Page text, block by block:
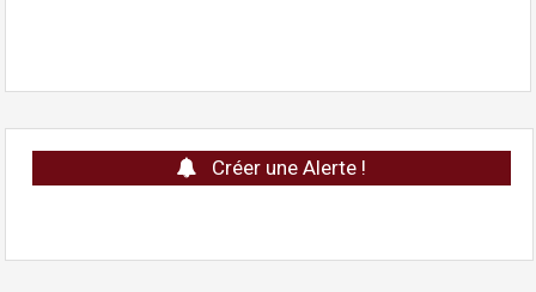
Créer une Alerte !